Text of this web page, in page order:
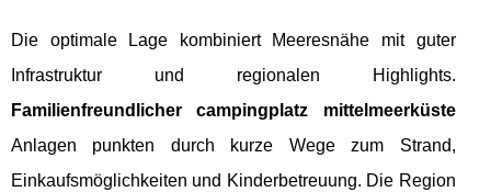
Die optimale Lage kombiniert Meeresnähe mit guter
Infrastruktur und regionalen Highlights.
Familienfreundlicher campingplatz mittelmeerküste
Anlagen punkten durch kurze Wege zum Strand,
Einkaufsmöglichkeiten und Kinderbetreuung. Die Region